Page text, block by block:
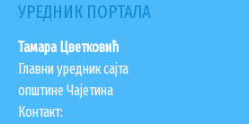
УРЕДНИК ПОРТАЛА
Тамара Цветковић
Главни уредник сајта
општине Чајетина
Контакт: